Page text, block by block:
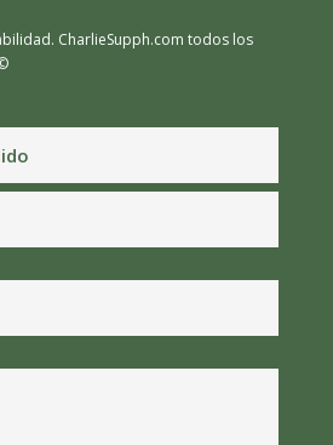
CharlieSupph.com todos los